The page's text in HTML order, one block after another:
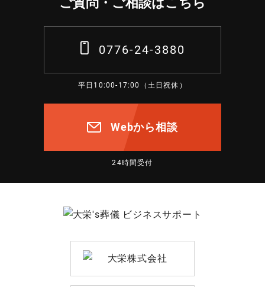
0776-24-3880
平日10:00-17:00（土日祝休）
Webから相談
24時間受付